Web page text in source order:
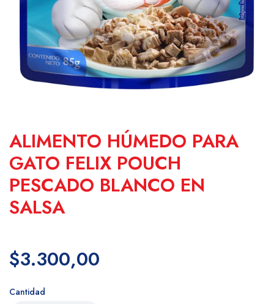
ALIMENTO HÚMEDO PARA
GATO FELIX POUCH
PESCADO BLANCO EN
SALSA
$3.300,00
Cantidad